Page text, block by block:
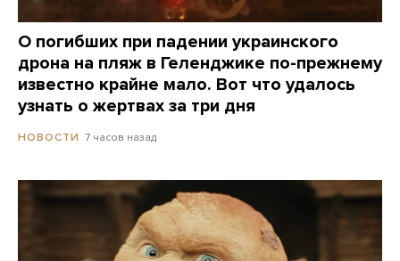
О погибших при падении украинского
дрона на пляж в Геленджике по-прежнему
известно крайне мало. Вот что удалось
узнать о жертвах за три дня
НОВОСТИ 7 часов назад